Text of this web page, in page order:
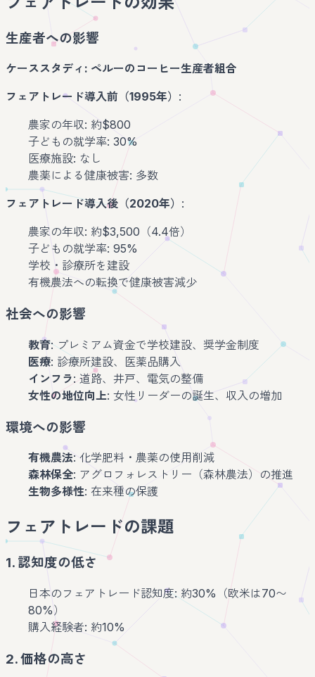
生産者への影響
ケーススタディ: ペルーのコーヒー生産者組合
フェアトレード導入前（1995年） :
農家の年収: 約$800
子どもの就学率: 30%
医療施設: なし
農薬による健康被害: 多数
フェアトレード導入後（2020年） :
農家の年収: 約$3,500（4.4倍）
子どもの就学率: 95%
学校・診療所を建設
有機農法への転換で健康被害減少
社会への影響
教育: プレミアム資金で学校建設、奨学金制度
医療: 診療所建設、医薬品購入
インフラ: 道路、井戸、電気の整備
女性の地位向上: 女性リーダーの誕生、収入の増加
環境への影響
有機農法: 化学肥料・農薬の使用削減
森林保全: アグロフォレストリー（森林農法）の推進
生物多様性: 在来種の保護
フェアトレードの課題
1. 認知度の低さ
日本のフェアトレード認知度: 約30%（欧米は70〜
80%）
購入経験者: 約10%
2. 価格の高さ